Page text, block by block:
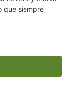
que siempre